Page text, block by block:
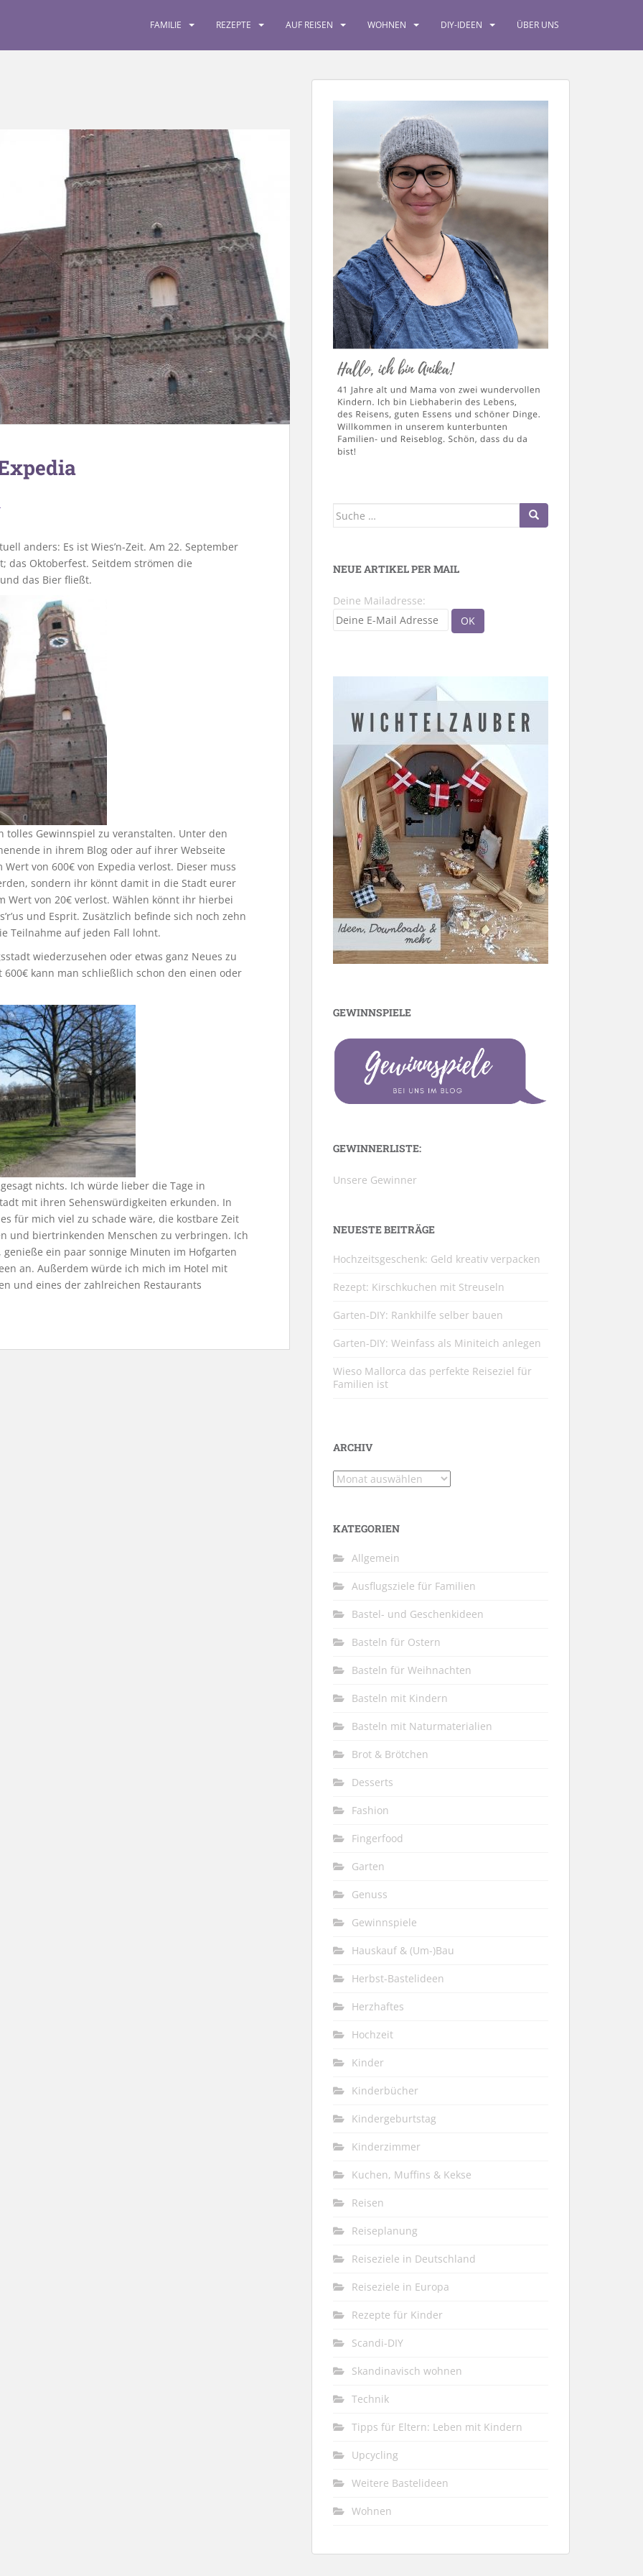
FAMILIE REZEPTE AUF REISEN WOHNEN DIY-IDEEN ÜBER UNS
anders: Es ist Wies’n-Zeit. Am 22. September
das Oktoberfest. Seitdem strömen die
das Bier fließt.
tolles Gewinnspiel zu veranstalten. Unter den
in ihrem Blog oder auf ihrer Webseite
von 600€ von Expedia verlost. Dieser muss
sondern ihr könnt damit in die Stadt eurer
Wert von 20€ verlost. Wählen könnt ihr hierbei
und Esprit. Zusätzlich befinde sich noch zehn
Teilnahme auf jeden Fall lohnt.
wiederzusehen oder etwas ganz Neues zu
kann man schließlich schon den einen oder
nichts. Ich würde lieber die Tage in
mit ihren Sehenswürdigkeiten erkunden. In
für mich viel zu schade wäre, die kostbare Zeit
und biertrinkenden Menschen zu verbringen. Ich
ein paar sonnige Minuten im Hofgarten
an. Außerdem würde ich mich im Hotel mit
und eines der zahlreichen Restaurants
Suche
NEUE ARTIKEL PER MAIL
Deine Mailadresse:
GEWINNSPIELE
GEWINNERLISTE:
Unsere Gewinner
NEUESTE BEITRÄGE
Hochzeitsgeschenk: Geld kreativ verpacken
Rezept: Kirschkuchen mit Streuseln
Garten-DIY: Rankhilfe selber bauen
Garten-DIY: Weinfass als Miniteich anlegen
Wieso Mallorca das perfekte Reiseziel für
Familien ist
ARCHIV
Archiv
KATEGORIEN
Allgemein
Ausflugsziele für Familien
Bastel- und Geschenkideen
Basteln für Ostern
Basteln für Weihnachten
Basteln mit Kindern
Basteln mit Naturmaterialien
Brot & Brötchen
Desserts
Fashion
Fingerfood
Garten
Genuss
Gewinnspiele
Hauskauf & (Um-)Bau
Herbst-Bastelideen
Herzhaftes
Hochzeit
Kinder
Kinderbücher
Kindergeburtstag
Kinderzimmer
Kuchen, Muffins & Kekse
Reisen
Reiseplanung
Reiseziele in Deutschland
Reiseziele in Europa
Rezepte für Kinder
Scandi-DIY
Skandinavisch wohnen
Technik
Tipps für Eltern: Leben mit Kindern
Upcycling
Weitere Bastelideen
Wohnen